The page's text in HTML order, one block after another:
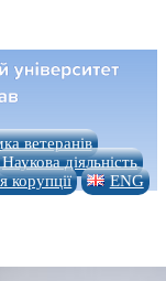
ветеранів
Наукова діяльність
корупції ENG